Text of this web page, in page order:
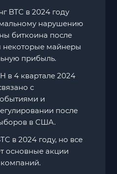
BTC в 2024 году
нарушению
биткоина после
некоторые майнеры
прибыль.
в 4 квартале 2024
с
и
после
в США.
в 2024 году, но все
основные акции
компаний.